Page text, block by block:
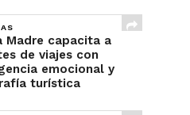
Madre capacita a
de viajes con
emocional y
turística